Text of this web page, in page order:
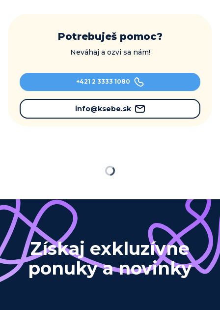
Potrebuješ pomoc?
Neváhaj a ozvi sa nám!
+421 2 3333 1080
info@ksebe.sk
Načítavam…
Získaj exkluzívne
ponuky a novinky